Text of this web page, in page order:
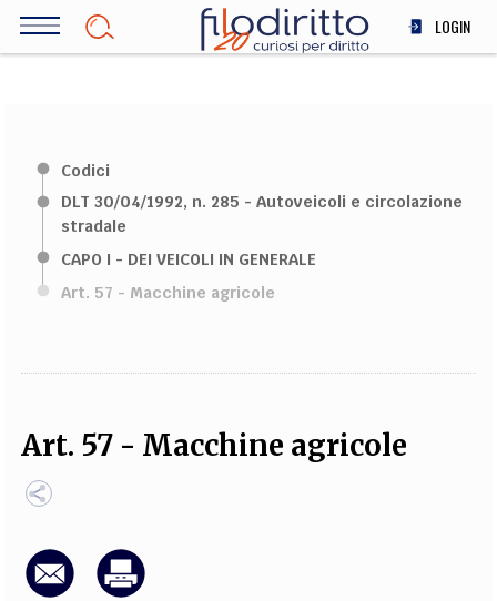
Salta
LOGIN
SCIENZA
ALTRO
FILODIRITTO REDAZIONE COMITATO SCIENTIFICO AUTORI
FOTOGRAFI PARTNER COLLABORA CON NOI
CODICI RUBRICHE
Codici
DLT 30/04/1992, n. 285 - Autoveicoli e circolazione
stradale
CAPO I - DEI VEICOLI IN GENERALE
Art. 57 - Macchine agricole
Art. 57 - Macchine agricole